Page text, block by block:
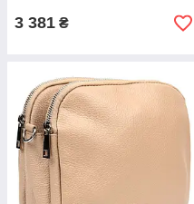
3 381 ₴